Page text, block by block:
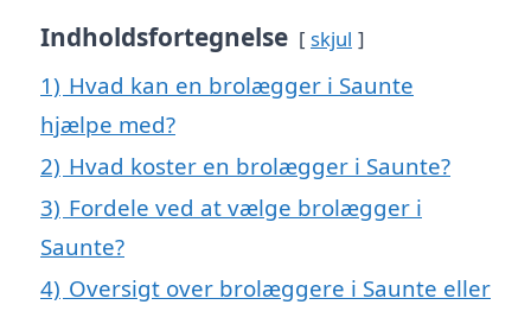
Indholdsfortegnelse skjul
1) Hvad kan en brolægger i Saunte
hjælpe med?
2) Hvad koster en brolægger i Saunte?
3) Fordele ved at vælge brolægger i
Saunte?
4) Oversigt over brolæggere i Saunte eller